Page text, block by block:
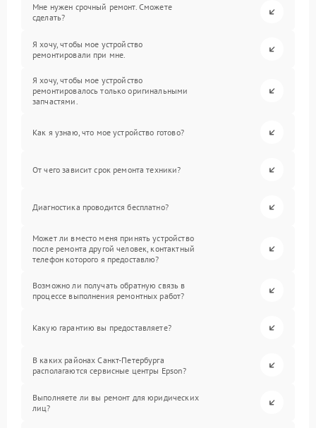
Мне нужен срочный ремонт. Сможете
сделать?
Я хочу, чтобы мое устройство
ремонтировали при мне.
Я хочу, чтобы мое устройство
ремонтировалось только оригинальными
запчастями.
Как я узнаю, что мое устройство готово?
От чего зависит срок ремонта техники?
Диагностика проводится бесплатно?
Может ли вместо меня принять устройство
после ремонта другой человек, контактный
телефон которого я предоставлю?
Возможно ли получать обратную связь в
процессе выполнения ремонтных работ?
Какую гарантию вы предоставляете?
В каких районах Санкт-Петербурга
располагаются сервисные центры Epson?
Выполняете ли вы ремонт для юридических
лиц?